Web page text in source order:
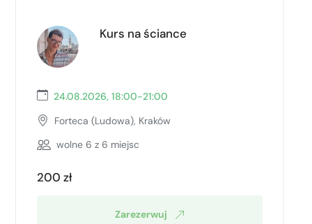
Kurs na ściance
24.08.2026, 18:00-21:00
Forteca (Ludowa), Kraków
wolne 6 z 6 miejsc
200 zł
Zarezerwuj